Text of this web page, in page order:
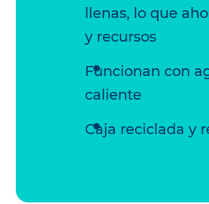
llenas, lo que
y recursos
Funcionan con
caliente
Caja reciclada y